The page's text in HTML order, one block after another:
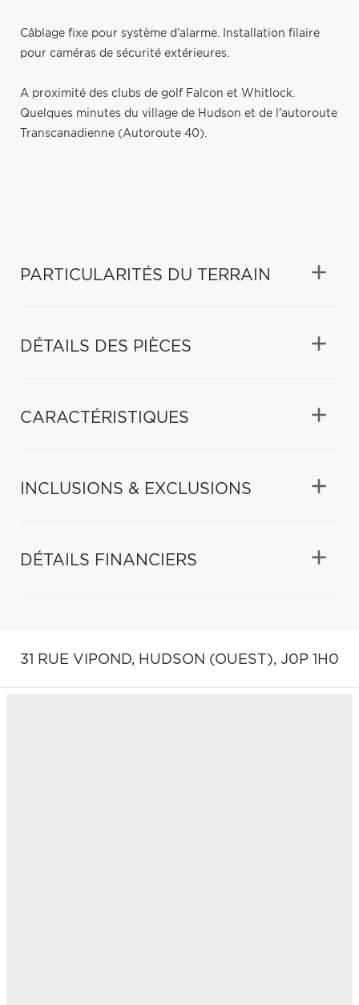
Câblage fixe pour système d'alarme. Installation filaire
pour caméras de sécurité extérieures.
A proximité des clubs de golf Falcon et Whitlock.
Quelques minutes du village de Hudson et de l'autoroute
Transcanadienne (Autoroute 40).
PARTICULARITÉS DU TERRAIN
DÉTAILS DES PIÈCES
CARACTÉRISTIQUES
INCLUSIONS & EXCLUSIONS
DÉTAILS FINANCIERS
31 RUE VIPOND, HUDSON (OUEST), J0P 1H0